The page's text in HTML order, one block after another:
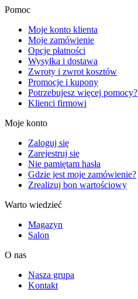
Pomoc
Moje konto klienta
Moje zamówienie
Opcje płatności
Wysyłka i dostawa
Zwroty i zwrot kosztów
Promocje i kupony
Potrzebujesz więcej pomocy?
Klienci firmowi
Moje konto
Zaloguj się
Zarejestruj się
Nie pamiętam hasła
Gdzie jest moje zamówienie?
Zrealizuj bon wartościowy
Warto wiedzieć
Magazyn
Salon
O nas
Nasza grupa
Kontakt